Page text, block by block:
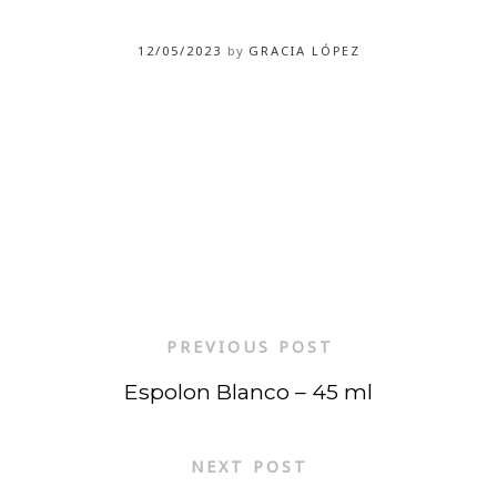
12/05/2023 by GRACIA LÓPEZ
PREVIOUS POST
Espolon Blanco – 45 ml
NEXT POST